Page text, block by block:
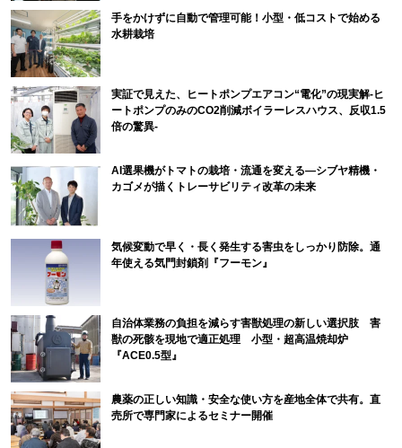
手をかけずに自動で管理可能！小型・低コストで始める
水耕栽培
実証で見えた、ヒートポンプエアコン“電化”の現実解-ヒ
ートポンプのみのCO2削減ボイラーレスハウス、反収1.5
倍の驚異-
AI選果機がトマトの栽培・流通を変える―シブヤ精機・
カゴメが描くトレーサビリティ改革の未来
気候変動で早く・長く発生する害虫をしっかり防除。通
年使える気門封鎖剤『フーモン』
自治体業務の負担を減らす害獣処理の新しい選択肢 害
獣の死骸を現地で適正処理 小型・超高温焼却炉
『ACE0.5型』
農薬の正しい知識・安全な使い方を産地全体で共有。直
売所で専門家によるセミナー開催